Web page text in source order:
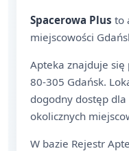
Spacerowa Plus to
miejscowości
Apteka znajduje się
80-305 Gdańsk.
dogodny dostęp
okolicznych
W bazie Rejestr